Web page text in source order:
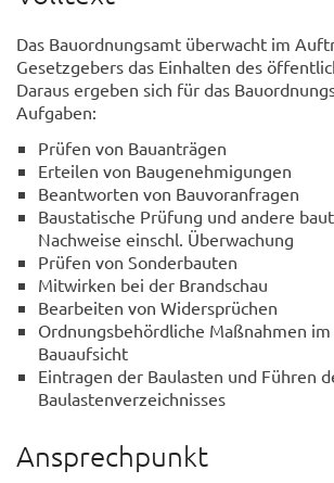
Das Bauordnungsamt überwacht im
Gesetzgebers das Einhalten des
Daraus ergeben sich für das
Aufgaben:
Prüfen von Bauanträgen
Erteilen von Baugenehmigungen
Beantworten von Bauvoranfragen
Baustatische Prüfung und andere
Nachweise einschl. Überwachung
Prüfen von Sonderbauten
Mitwirken bei der Brandschau
Bearbeiten von Widersprüchen
Ordnungsbehördliche Maßnahmen
Bauaufsicht
Eintragen der Baulasten und Führen
Baulastenverzeichnisses
Ansprechpunkt